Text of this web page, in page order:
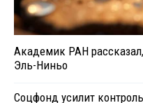
Академик РАН
Эль-Ниньо
Соцфонд усилит